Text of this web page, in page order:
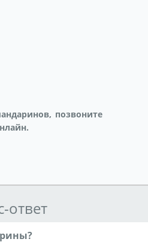
позвоните
ответ